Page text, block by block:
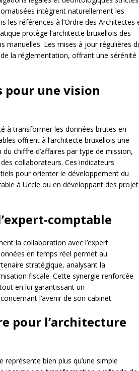
intègrent naturellement les
les références à l’Ordre des Architectes
protège l’architecte bruxellois des
manuelles. Les mises à jour régulières
la réglementation, offrant une sérénité
pour une vision
à transformer les données brutes en
offrent à l’architecte bruxellois une
chiffre d’affaires par type de mission,
collaborateurs. Ces indicateurs
pour orienter le développement du
à Uccle ou en développant des
comptable
la collaboration avec l’expert
en temps réel permet au
stratégique, analysant la
fiscale. Cette synergie renforcée
en lui garantissant un
l’avenir de son cabinet.
pour l’architecture
bien plus qu’une simple